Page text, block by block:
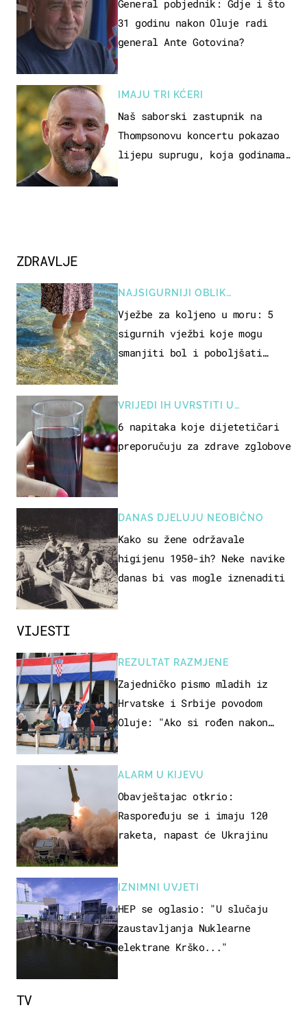
VIJESTI
REZULTAT RAZMJENE
Zajedničko pismo mladih iz
Hrvatske i Srbije povodom
Oluje: "Ako si rođen nakon
ALARM U KIJEVU
Obavještajac otkrio:
Raspoređuju se i imaju 120
raketa, napast će Ukrajinu
IZNIMNI UVJETI
HEP se oglasio: "U slučaju
zaustavljanja Nuklearne
elektrane Krško..."
General pobjednik: Gdje i što
31 godinu nakon Oluje radi
general Ante Gotovina?
IMAJU TRI KĆERI
Naš saborski zastupnik na
Thompsonovu koncertu pokazao
lijepu suprugu, koja godinama
ZDRAVLJE
NAJSIGURNIJI OBLIK
REKREACIJE
Vježbe za koljeno u moru: 5
sigurnih vježbi koje mogu
smanjiti bol i poboljšati
VRIJEDI IH UVRSTITI U
PREHRANU
6 napitaka koje dijetetičari
preporučuju za zdrave zglobove
DANAS DJELUJU NEOBIČNO
Kako su žene održavale
higijenu 1950-ih? Neke navike
danas bi vas mogle iznenaditi
TV